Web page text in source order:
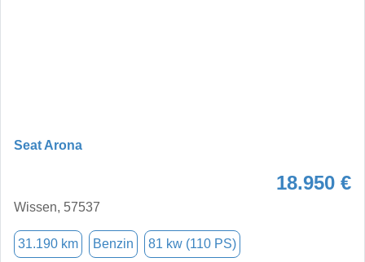
Seat Arona
18.950 €
Wissen, 57537
31.190 km Benzin 81 kw (110 PS)